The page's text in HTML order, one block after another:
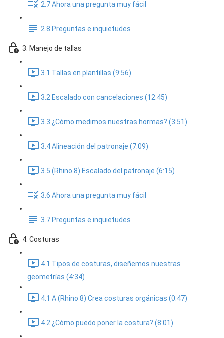
2.7 Ahora una pregunta muy fácil
2.8 Preguntas e inquietudes
3. Manejo de tallas
3.1 Tallas en plantillas (9:56)
3.2 Escalado con cancelaciones (12:45)
3.3 ¿Cómo medimos nuestras hormas? (3:51)
3.4 Alineación del patronaje (7:09)
3.5 (Rhino 8) Escalado del patronaje (6:15)
3.6 Ahora una pregunta muy fácil
3.7 Preguntas e inquietudes
4. Costuras
4.1 Tipos de costuras, diseñemos nuestras
geometrías (4:34)
4.1 A (Rhino 8) Crea costuras orgánicas (0:47)
4.2 ¿Cómo puedo poner la costura? (8:01)